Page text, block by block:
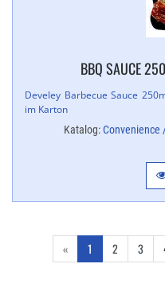
BBQ SAUCE
Develey Barbecue Sauce
im Karton
Katalog:Convenience
« 1 2 3